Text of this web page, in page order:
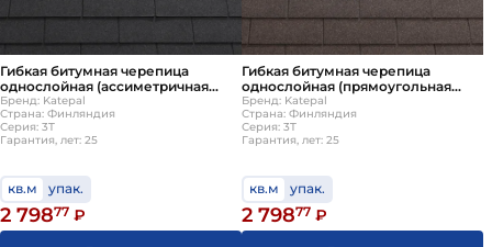
Гибкая битумная черепица
однослойная (ассиметричная
прямоугольная нарезка) Katepal
3T Черный
Бренд: Katepal
Страна: Финляндия
Серия: 3T
Гарантия, лет: 25
кв.м упак.
2 79877 ₽
Гибкая битумная черепица
однослойная (прямоугольная
нарезка) Katepal 3T Коричневый
Бренд: Katepal
Страна: Финляндия
Серия: 3T
Гарантия, лет: 25
кв.м упак.
2 79877 ₽